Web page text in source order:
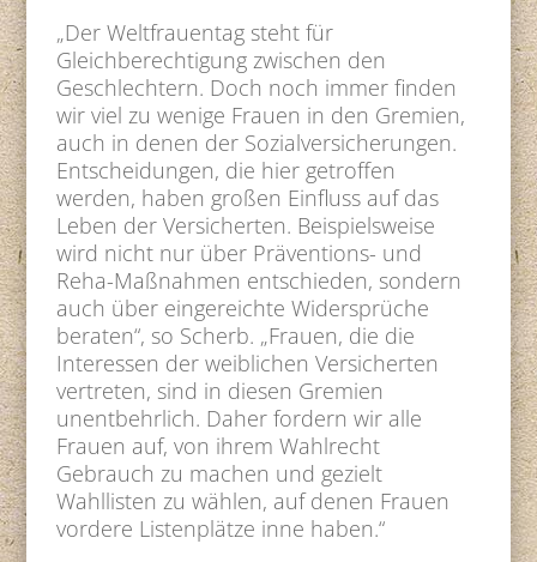
„Der Weltfrauentag steht für
Gleichberechtigung zwischen den
Geschlechtern. Doch noch immer finden
wir viel zu wenige Frauen in den Gremien,
auch in denen der Sozialversicherungen.
Entscheidungen, die hier getroffen
werden, haben großen Einfluss auf das
Leben der Versicherten. Beispielsweise
wird nicht nur über Präventions- und
Reha-Maßnahmen entschieden, sondern
auch über eingereichte Widersprüche
beraten“, so Scherb. „Frauen, die die
Interessen der weiblichen Versicherten
vertreten, sind in diesen Gremien
unentbehrlich. Daher fordern wir alle
Frauen auf, von ihrem Wahlrecht
Gebrauch zu machen und gezielt
Wahllisten zu wählen, auf denen Frauen
vordere Listenplätze inne haben.“